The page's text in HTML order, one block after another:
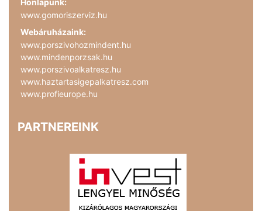
www.gomoriszerviz.hu
Webáruházaink:
www.porszivohozmindent.hu
www.mindenporzsak.hu
www.porszivoalkatresz.hu
www.haztartasigepalkatresz.com
www.profieurope.hu
PARTNEREINK